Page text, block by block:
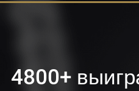
4800+